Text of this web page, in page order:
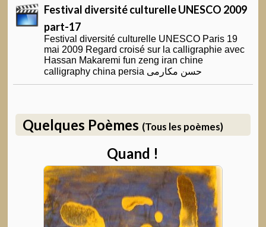
Festival diversité culturelle UNESCO 2009
part-17
Festival diversité culturelle UNESCO Paris 19
mai 2009 Regard croisé sur la calligraphie avec
Hassan Makaremi fun zeng iran chine
calligraphy china persia حسن مکارمی
Quelques Poèmes (Tous les poèmes)
Quand !